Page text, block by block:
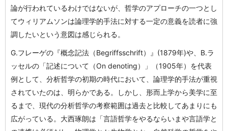
論が行われているわけではないが、哲学のアプローチの一つとし
てウィリアムソンは論理学的手法に対する一定の意義を読者に強
調したいという意図は感じられる。
G.フレーゲの『概念記法（Begriffsschrift）』(1879年)や、B.ラ
ッセルの「記述について（On denoting）」（1905年）を代表
例として、分析哲学の初期の時代において、論理学的手法が重視
されていたのは、明らかである。しかし、形而上学から美学に至
るまで、現代の分析哲学の考察範囲は過去と比較してあまりにも
広がっている。大西琢朗は「言語哲学をやるならいまや言語学と